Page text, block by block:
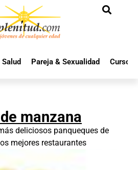
Salud Pareja & Sexualidad Cursos
manzana
deliciosos panqueques de
mejores restaurantes